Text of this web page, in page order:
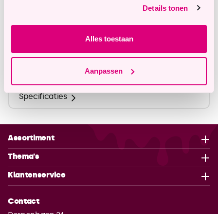
Details tonen
Alles toestaan
Aanpassen
info@tastyme.nl
Specificaties
Assortiment
Thema's
Klantenservice
Contact